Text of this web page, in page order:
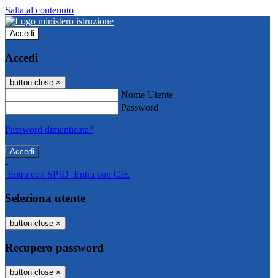
Salta al contenuto
Accedi
Accedi
button close ×
Nome Utente
Password
Password dimenticata?
-
Entra con SPID Entra con CIE
Seleziona utente
button close ×
Recupero password
button close ×